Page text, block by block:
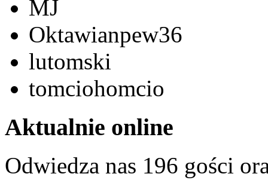
MJ
Oktawianpew36
lutomski
tomciohomcio
Aktualnie online
Odwiedza nas 196 gości